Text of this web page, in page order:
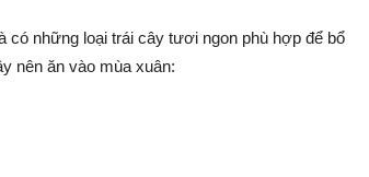
có những loại trái cây tươi ngon phù hợp để bổ
nên ăn vào mùa xuân: